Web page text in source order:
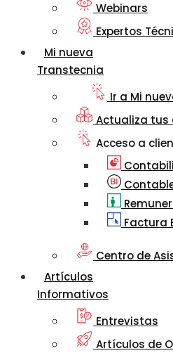
Webinars
Expertos
Mi nueva
Transtecnia
Ir a Mi
Actualiza tus
Acceso a
Factura
Centro de
Artículos
Informativos
Entrevistas
Artículos de